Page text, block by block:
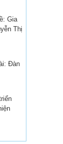
Gia
Thị
Đàn